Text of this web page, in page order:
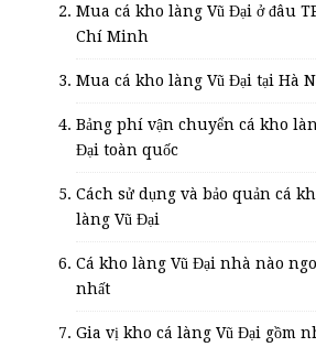
Mua cá kho làng Vũ Đại ở đâu
Chí Minh
Mua cá kho làng Vũ Đại tại Hà
Bảng phí vận chuyển cá kho
Đại toàn quốc
Cách sử dụng và bảo quản cá
làng Vũ Đại
Cá kho làng Vũ Đại nhà nào
nhất
Gia vị kho cá làng Vũ Đại gồm